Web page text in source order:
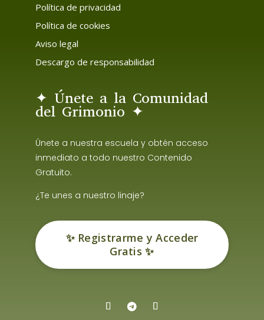
Política de privacidad
Política de cookies
Aviso legal
Descargo de responsabilidad
✦ Únete a la Comunidad
del Grimonio ✦
Únete a nuestra escuela y obtén acceso
inmediato a todo nuestro Contenido
Gratuito.
¿Te unes a nuestro linaje?
✨ Registrarme y Acceder
Gratis ✨